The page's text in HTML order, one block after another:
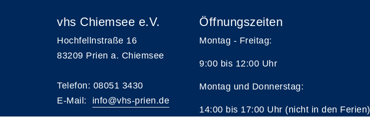
vhs Chiemsee e.V.
Hochfellnstraße 16
83209 Prien a. Chiemsee
Telefon: 08051 3430
E-Mail: info@vhs-prien.de
Öffnungszeiten
Montag - Freitag:
9:00 bis 12:00 Uhr
Montag und Donnerstag:
14:00 bis 17:00 Uhr (nicht in den Ferien)